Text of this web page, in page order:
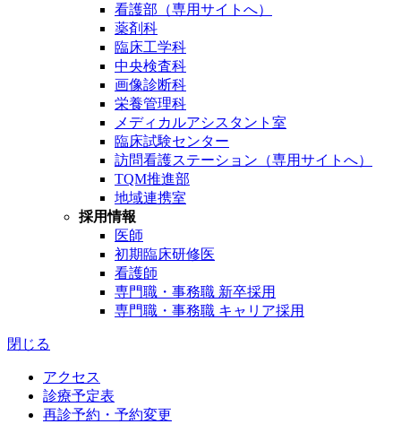
看護部（専用サイトへ）
薬剤科
臨床工学科
中央検査科
画像診断科
栄養管理科
メディカルアシスタント室
臨床試験センター
訪問看護ステーション（専用サイトへ）
TQM推進部
地域連携室
採用情報
医師
初期臨床研修医
看護師
専門職・事務職 新卒採用
専門職・事務職 キャリア採用
閉じる
アクセス
診療予定表
再診予約・予約変更